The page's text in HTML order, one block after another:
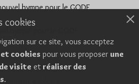
hymne pour le GODF
de confidentialité
explicite
cookies
sur ce site, vous acceptez
cookies pour vous proposer une
visite et réaliser des
.